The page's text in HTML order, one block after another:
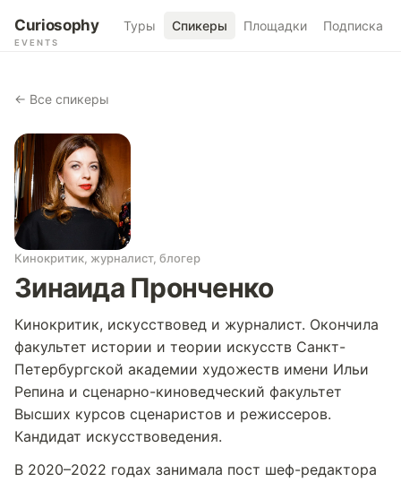
Curiosophy
EVENTS
Туры Спикеры Площадки Подписка
← Все спикеры
Кинокритик, журналист, блогер
Зинаида Пронченко
Кинокритик, искусствовед и журналист. Окончила
факультет истории и теории искусств Санкт-
Петербургской академии художеств имени Ильи
Репина и сценарно-киноведческий факультет
Высших курсов сценаристов и режиссеров.
Кандидат искусствоведения.
В 2020–2022 годах занимала пост шеф-редактора